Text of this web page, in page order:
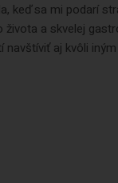
keď sa mi podarí
života a skvelej
navštíviť aj kvôli